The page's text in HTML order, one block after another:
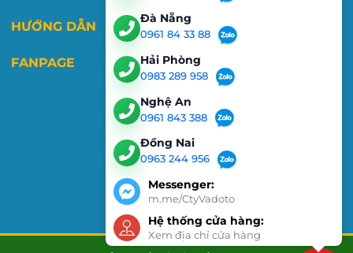
HƯỚNG DẪN
FANPAGE
Đà Nẵng
0961 84 33 88
Hải Phòng
0983 289 958
Nghệ An
0961 843 388
Đồng Nai
0963 244 956
Messenger:
m.me/CtyVadoto
Hệ thống cửa hàng:
Xem địa chỉ cửa hàng